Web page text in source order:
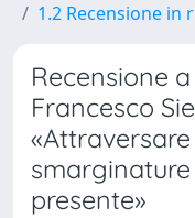
1.2 Recensione in
Recensione
Francesco
presente»